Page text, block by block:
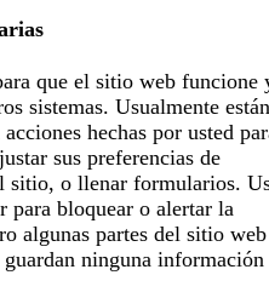
que el sitio web funcione
sistemas. Usualmente están
hechas por usted
sus preferencias de
sitio, o llenar formularios.
para bloquear o alertar la
algunas partes del sitio
ninguna información